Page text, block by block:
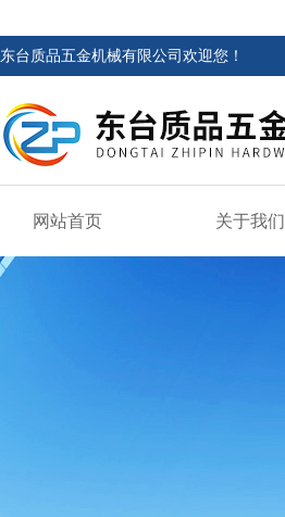
东台质品五金机械有限公司欢迎您！
网站首页 关于我们